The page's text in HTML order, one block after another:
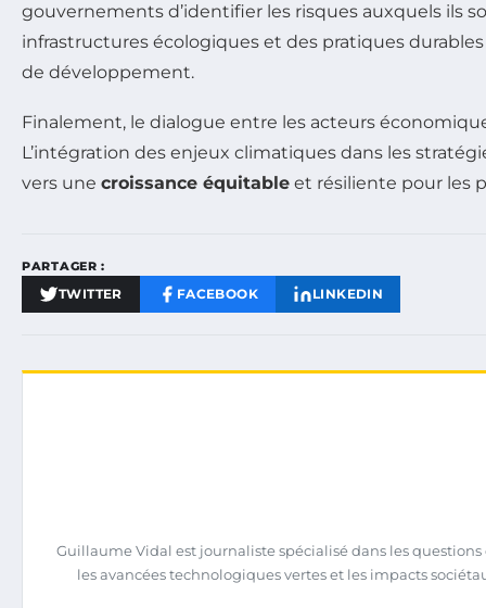
gouvernements d’identifier les risques auxquels ils
infrastructures écologiques et des pratiques
de développement.
Finalement, le dialogue entre les acteurs
L’intégration des enjeux climatiques dans les
vers une croissance équitable et résiliente pour les
PARTAGER :
TWITTER FACEBOOK LINKEDIN
Guillaume Vidal est journaliste spécialisé dans les
les avancées technologiques vertes et les impacts